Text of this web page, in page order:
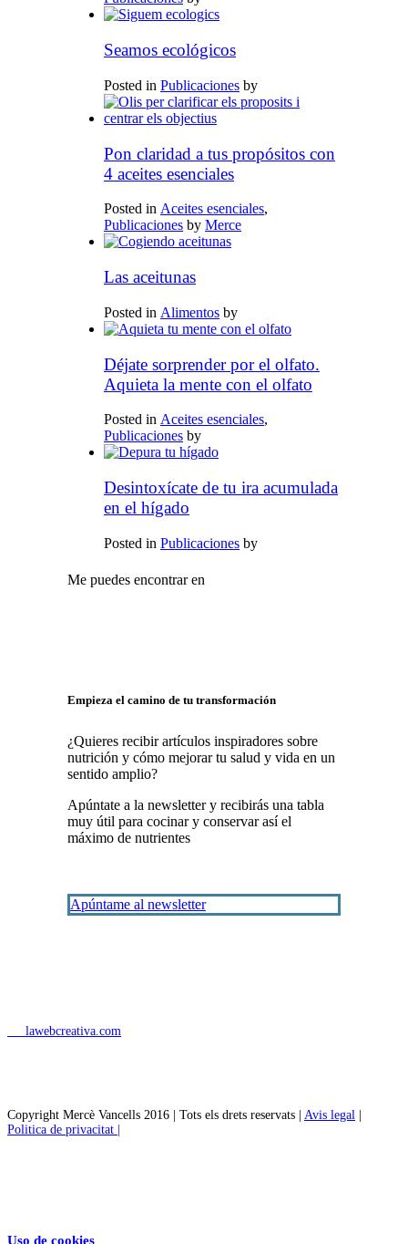
Seamos ecológicos
Posted in Publicaciones by
Pon claridad a tus propósitos con
4 aceites esenciales
Posted in Aceites esenciales,
Publicaciones by Merce
Las aceitunas
Posted in Alimentos by
Déjate sorprender por el olfato.
Aquieta la mente con el olfato
Posted in Aceites esenciales,
Publicaciones by
Desintoxícate de tu ira acumulada
en el hígado
Posted in Publicaciones by
Me puedes encontrar en
Empieza el camino de tu transformación
¿Quieres recibir artículos inspiradores sobre
nutrición y cómo mejorar tu salud y vida en un
sentido amplio?
Apúntate a la newsletter y recibirás una tabla
muy útil para cocinar y conservar así el
máximo de nutrientes
Apúntame al newsletter
lawebcreativa.com
Copyright Mercè Vancells 2016 | Tots els drets reservats | Avis legal
Politica de privacitat |
Uso de cookies